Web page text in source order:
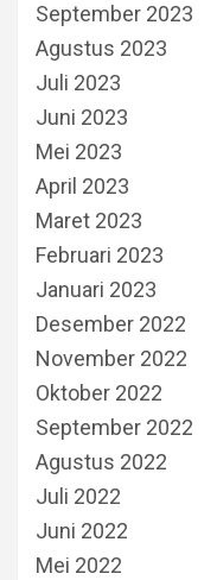
September 2023
Agustus 2023
Juli 2023
Juni 2023
Mei 2023
April 2023
Maret 2023
Februari 2023
Januari 2023
Desember 2022
November 2022
Oktober 2022
September 2022
Agustus 2022
Juli 2022
Juni 2022
Mei 2022